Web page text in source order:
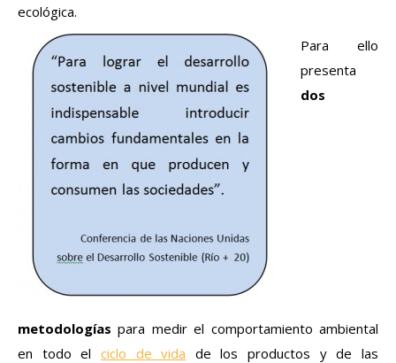
ecológica.
Para ello
presenta
dos
metodologías para medir el comportamiento ambiental
en todo el ciclo de vida de los productos y de las